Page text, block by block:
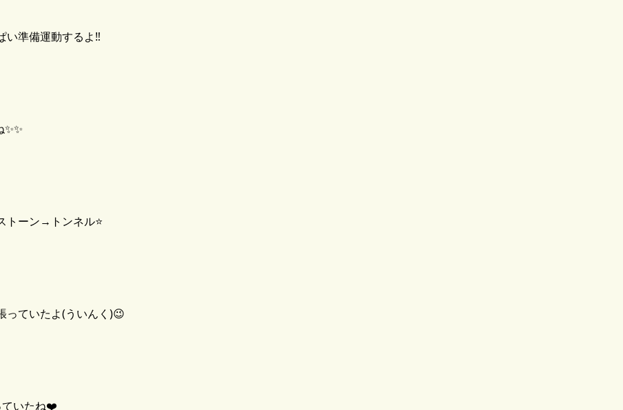
い準備運動するよ‼️
トーン→トンネル⭐️
っていたよ(ういんく)😉
ていたね❤️